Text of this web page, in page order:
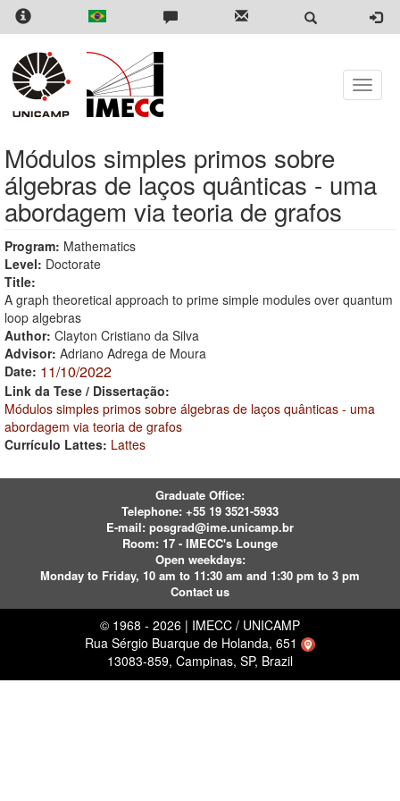
Skip
content
Toggle
Módulos simples primos sobre
álgebras de laços quânticas - uma
abordagem via teoria de grafos
Program: Mathematics
Level: Doctorate
Title:
A graph theoretical approach to prime simple modules over quantum
loop algebras
Author: Clayton Cristiano da Silva
Advisor: Adriano Adrega de Moura
Date: 11/10/2022
Link da Tese / Dissertação:
Módulos simples primos sobre álgebras de laços quânticas - uma
abordagem via teoria de grafos
Currículo Lattes: Lattes
Graduate Office:
Telephone: +55 19 3521-5933
E-mail: posgrad@ime.unicamp.br
Room: 17 - IMECC's Lounge
Open weekdays:
Monday to Friday, 10 am to 11:30 am and 1:30 pm to 3 pm
Contact us
© 1968 - 2026 | IMECC / UNICAMP
Rua Sérgio Buarque de Holanda, 651
13083-859, Campinas, SP, Brazil